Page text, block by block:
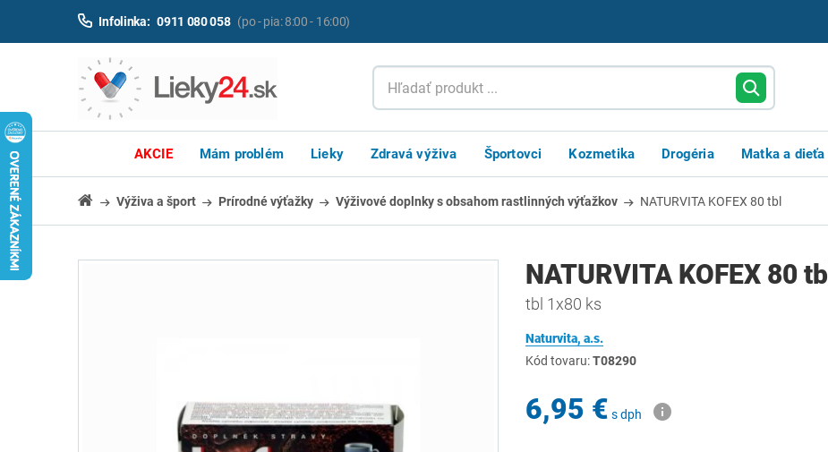
Infolinka: 0911 080 058 (po - pia: 8:00 - 16:00)
AKCIE Mám problém Lieky Zdravá výživa Športovci Kozmetika Drogéria Matka a dieťa
Výživa a šport Prírodné výťažky Výživové doplnky s obsahom rastlinných výťažkov NATURVITA KOFEX 80 tbl
NATURVITA KOFEX 80 tbl
tbl 1x80 ks
Naturvita, a.s.
Kód tovaru:T08290
6,95 € s dph